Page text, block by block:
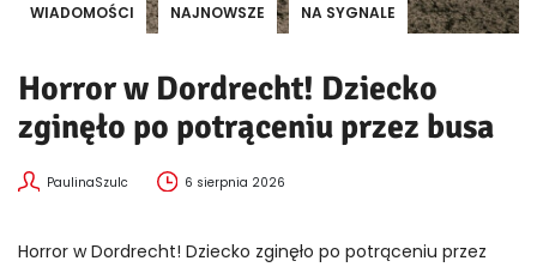
WIADOMOŚCI NAJNOWSZE NA SYGNALE
Horror w Dordrecht! Dziecko
zginęło po potrąceniu przez busa
PaulinaSzulc 6 sierpnia 2026
Horror w Dordrecht! Dziecko zginęło po potrąceniu przez